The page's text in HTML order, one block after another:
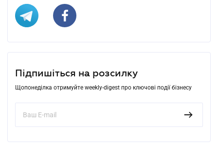
Підпишіться на розсилку
Щопонеділка отримуйте weekly-digest про ключові події бізнесу